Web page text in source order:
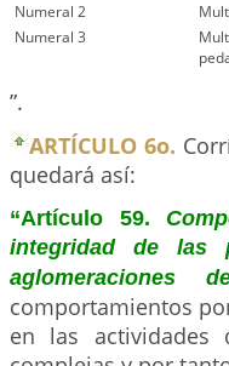
Numeral 2
Numeral 3
”.
ARTÍCULO 6o.
quedará así:
“Artículo 59.
integridad de las
comportamientos
en las actividades